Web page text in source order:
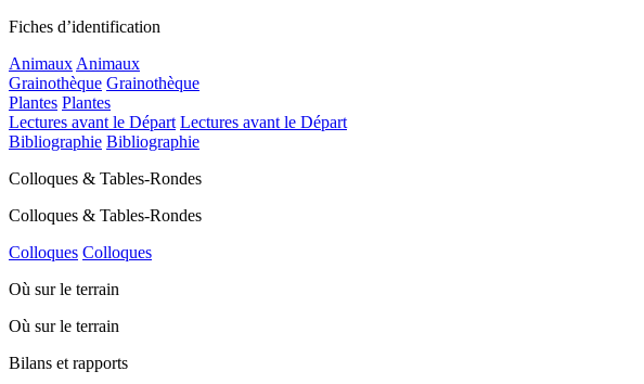
Fiches d’identification
Animaux Animaux
Grainothèque Grainothèque
Plantes Plantes
Lectures avant le Départ Lectures avant le Départ
Bibliographie Bibliographie
Colloques & Tables-Rondes
Colloques & Tables-Rondes
Colloques Colloques
Où sur le terrain
Où sur le terrain
Bilans et rapports